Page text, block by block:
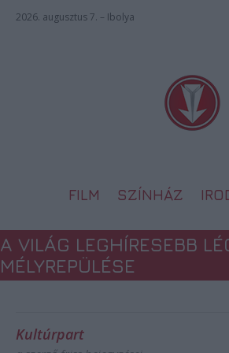
2026. augusztus 7. – Ibolya
FILM SZÍNHÁZ
A VILÁG LEGHÍRESEBB
MÉLYREPÜLÉSE
Kultúrpart